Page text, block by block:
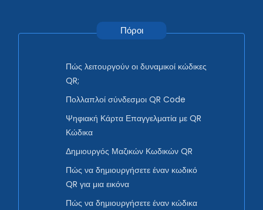
Πόροι
Πώς λειτουργούν οι δυναμικοί κώδικες
QR;
Πολλαπλοί σύνδεσμοι QR Code
Ψηφιακή Κάρτα Επαγγελματία με QR
Κώδικα
Δημιουργός Μαζικών Κωδικών QR
Πώς να δημιουργήσετε έναν κωδικό
QR για μια εικόνα
Πώς να δημιουργήσετε έναν κώδικα